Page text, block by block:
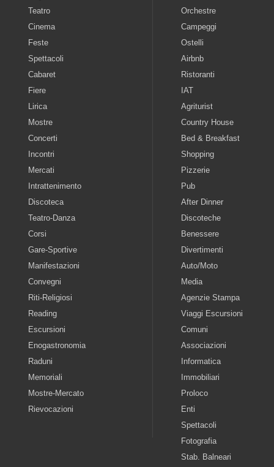
Teatro
Cinema
Feste
Spettacoli
Cabaret
Fiere
Lirica
Mostre
Concerti
Incontri
Mercati
Intrattenimento
Discoteca
Teatro-Danza
Corsi
Gare-Sportive
Manifestazioni
Convegni
Riti-Religiosi
Reading
Escursioni
Enogastronomia
Raduni
Memoriali
Mostre-Mercato
Rievocazioni
Orchestre
Campeggi
Ostelli
Airbnb
Ristoranti
IAT
Agriturist
Country House
Bed & Breakfast
Shopping
Pizzerie
Pub
After Dinner
Discoteche
Benessere
Divertimenti
Auto/Moto
Media
Agenzie Stampa
Viaggi Escursioni
Comuni
Associazioni
Informatica
Immobiliari
Proloco
Enti
Spettacoli
Fotografia
Stab. Balneari